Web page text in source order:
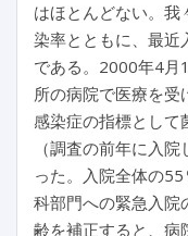
はほとんどない。
染率とともに、最近
である。2000年4月
所の病院で医療を
感染症の指標として
（調査の前年に入
った。入院全体の
科部門への緊急入院
齢を補正すると、病